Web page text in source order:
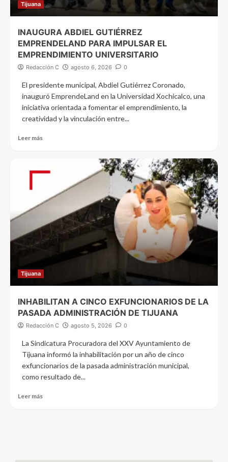
Tijuana
INAUGURA ABDIEL GUTIÉRREZ
EMPRENDELAND PARA IMPULSAR EL
EMPRENDIMIENTO UNIVERSITARIO
Redacción C agosto 6, 2026 0
El presidente municipal, Abdiel Gutiérrez Coronado,
inauguró EmprendeLand en la Universidad Xochicalco, una
iniciativa orientada a fomentar el emprendimiento, la
creatividad y la vinculación entre...
Leer más
Tijuana
INHABILITAN A CINCO EXFUNCIONARIOS DE LA
PASADA ADMINISTRACIÓN DE TIJUANA
Redacción C agosto 5, 2026 0
La Sindicatura Procuradora del XXV Ayuntamiento de
Tijuana informó la inhabilitación por un año de cinco
exfuncionarios de la pasada administración municipal,
como resultado de...
Leer más